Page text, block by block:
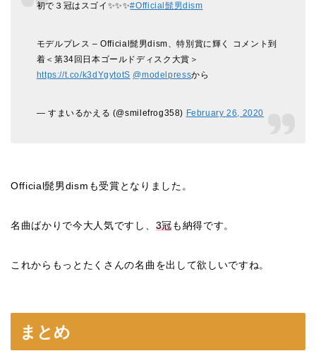
初で３冠はスゴイ✨✨✨#Official髭男dism
モデルプレス – Official髭男dism、特別賞に輝く コメント到
着＜第34回日本ゴールドディスク大賞＞
https://t.co/k3dYgytotS @modelpressから
— すまいるかえる (@smilefrog358) February 26, 2020
Official髭男dismも受賞となりました。
名曲ばかりで今大人気ですし、 3冠も納得です。
これからもっとたくさんの名曲を出して欲しいですね。
まとめ